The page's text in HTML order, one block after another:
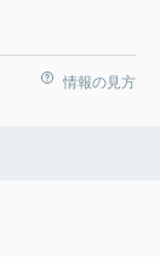
情報の見方